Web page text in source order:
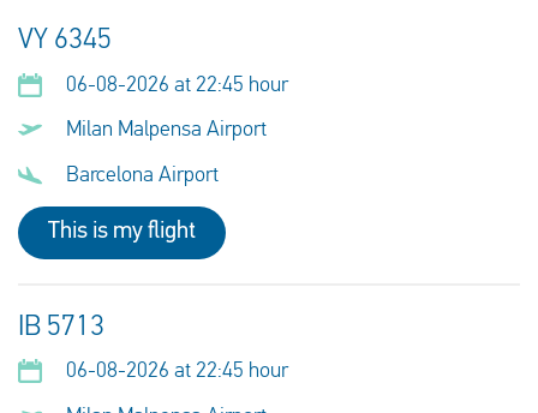
VY 6345
06-08-2026 at 22:45 hour
Milan Malpensa Airport
Barcelona Airport
This is my flight
IB 5713
06-08-2026 at 22:45 hour